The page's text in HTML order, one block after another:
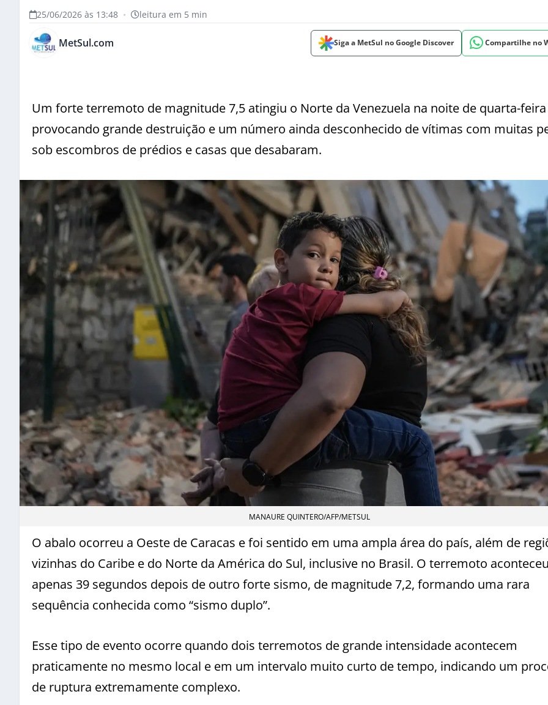
25/06/2026 às 13:48 • leitura em 5 min
MetSul.com Siga a MetSul no Google Discover Compartilhe no
Um forte terremoto de magnitude 7,5 atingiu o Norte da Venezuela na noite de quarta-feira
provocando grande destruição e um número ainda desconhecido de vítimas com muitas
sob escombros de prédios e casas que desabaram.
MANAURE QUINTERO/AFP/METSUL
O abalo ocorreu a Oeste de Caracas e foi sentido em uma ampla área do país, além de
vizinhas do Caribe e do Norte da América do Sul, inclusive no Brasil. O terremoto aconteceu
apenas 39 segundos depois de outro forte sismo, de magnitude 7,2, formando uma rara
sequência conhecida como “sismo duplo”.
Esse tipo de evento ocorre quando dois terremotos de grande intensidade acontecem
praticamente no mesmo local e em um intervalo muito curto de tempo, indicando um
de ruptura extremamente complexo.